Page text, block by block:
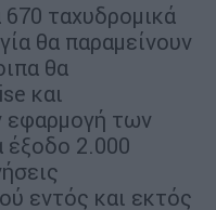
ταχυδρομικά
θα παραμείνουν
θα
και
εφαρμογή των
έξοδο 2.000
εντός και εκτός